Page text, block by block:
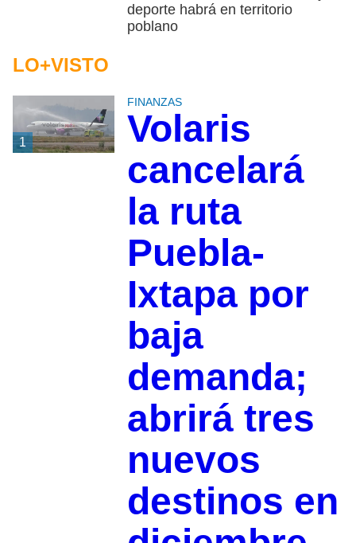
deporte habrá en territorio
poblano
LO+VISTO
1
FINANZAS
Volaris
cancelará
la ruta
Puebla-
Ixtapa por
baja
demanda;
abrirá tres
nuevos
destinos en